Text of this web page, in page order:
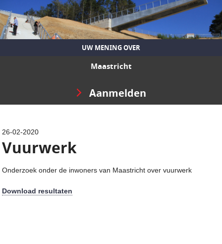
UW MENING OVER
Maastricht
Aanmelden
26-02-2020
Vuurwerk
Onderzoek onder de inwoners van Maastricht over vuurwerk
Download resultaten